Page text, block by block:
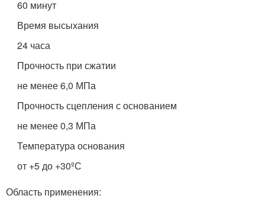
60 минут
Время высыхания
24 часа
Прочность при сжатии
не менее 6,0 МПа
Прочность сцепления с основанием
не менее 0,3 МПа
Температура основания
от +5 до +30ºС
Область применения: